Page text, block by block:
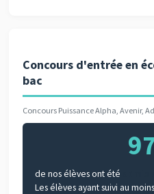
Concours d'entrée en
bac
Concours Puissance Alpha, Avenir,
de nos élèves ont été
Les élèves ayant suivi au